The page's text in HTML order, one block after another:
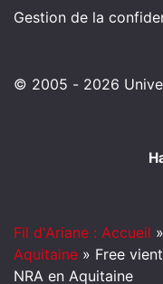
Gestion de la
© 2005 - 2026
Fil d'Ariane : Accueil »
Aquitaine » Free
NRA en Aquitaine